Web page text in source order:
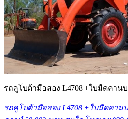
รถคูโบต้ามือสอง L4708 +ใบมีดคาน
รถคูโบต้ามือสอง L4708 +ใบมีดคาน